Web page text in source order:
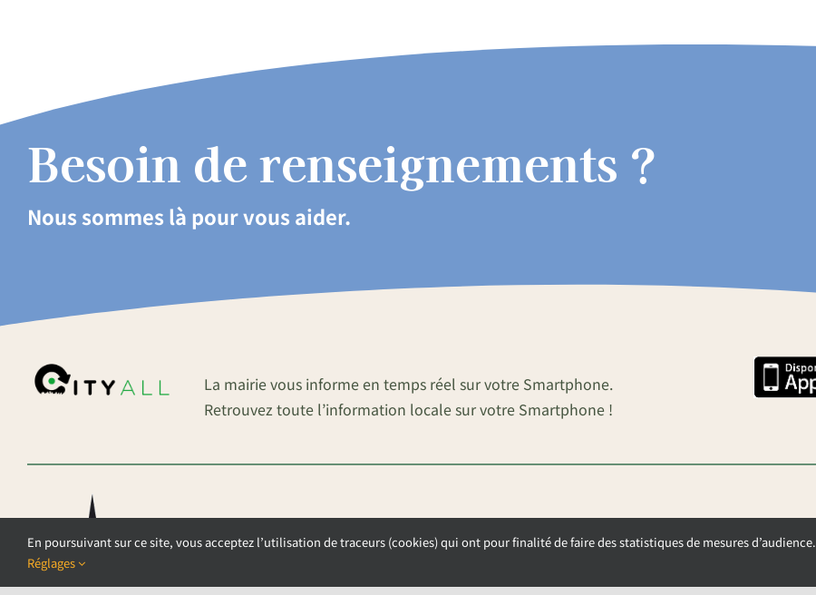
Besoin de renseignements ?
Nous sommes là pour vous aider.
La mairie vous informe en temps réel sur votre Smartphone.
Retrouvez toute l’information locale sur votre Smartphone !
OUVERTURE DE LA MAIRIE
En poursuivant sur ce site, vous acceptez l’utilisation de traceurs (cookies) qui ont pour finalité de faire des statistiques de mesures d’audience.
Réglages